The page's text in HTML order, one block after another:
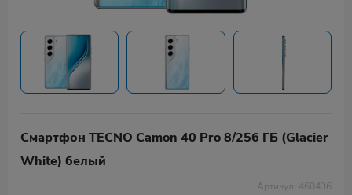
Смартфон TECNO Camon 40 Pro 8/256 ГБ (Glacier
White) белый
Артикул: 460436